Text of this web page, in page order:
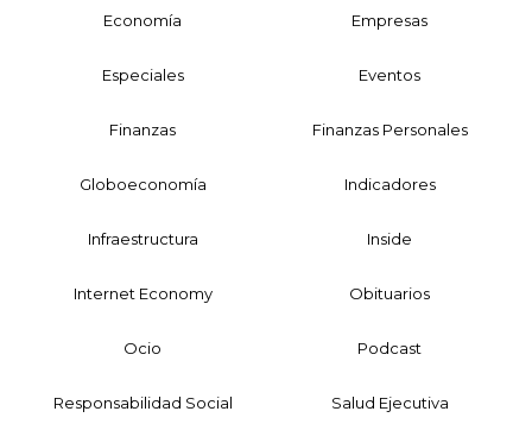
Economía Empresas
Especiales Eventos
Finanzas Finanzas Personales
Globoeconomía Indicadores
Infraestructura Inside
Internet Economy Obituarios
Ocio Podcast
Responsabilidad Social Salud Ejecutiva